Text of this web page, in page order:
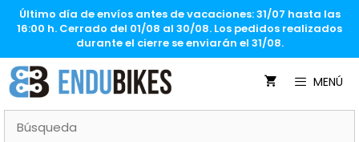
SaltarÚltimo día de envíos antes de vacaciones: 31/07 hasta las
16:00 h. Cerrado del 01/08 al 30/08. Los pedidos realizados
durante el cierre se enviarán el 31/08.
MENÚ